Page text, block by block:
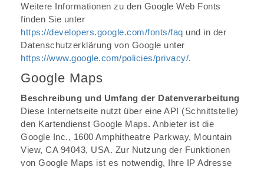
Weitere Informationen zu den Google Web Fonts
finden Sie unter
https://developers.google.com/fonts/faq und in der
Datenschutzerklärung von Google unter
https://www.google.com/policies/privacy/.
Google Maps
Beschreibung und Umfang der Datenverarbeitung
Diese Internetseite nutzt über eine API (Schnittstelle)
den Kartendienst Google Maps. Anbieter ist die
Google Inc., 1600 Amphitheatre Parkway, Mountain
View, CA 94043, USA. Zur Nutzung der Funktionen
von Google Maps ist es notwendig, Ihre IP Adresse